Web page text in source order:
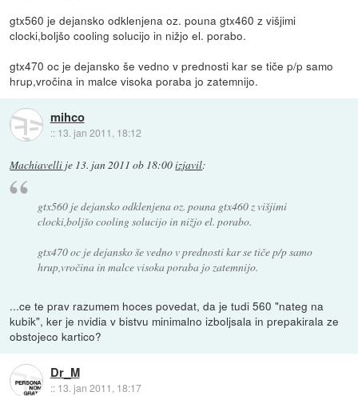
gtx560 je dejansko odklenjena oz. pouna gtx460 z višjimi
clocki,boljšo cooling solucijo in nižjo el. porabo.
gtx470 oc je dejansko še vedno v prednosti kar se tiče p/p samo
hrup,vročina in malce visoka poraba jo zatemnijo.
mihco
:: 13. jan 2011, 18:12
Machiavelli je 13. jan 2011 ob 18:00izjavil:
gtx560 je dejansko odklenjena oz. pouna gtx460 z višjimi
clocki,boljšo cooling solucijo in nižjo el. porabo.
gtx470 oc je dejansko še vedno v prednosti kar se tiče p/p samo
hrup,vročina in malce visoka poraba jo zatemnijo.
...ce te prav razumem hoces povedat, da je tudi 560 "nateg na
kubik", ker je nvidia v bistvu minimalno izboljsala in prepakirala ze
obstojeco kartico?
Dr_M
:: 13. jan 2011, 18:17